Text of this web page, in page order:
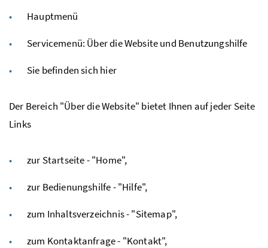
Hauptmenü
Servicemenü: Über die Website und Benutzungshilfe
Sie befinden sich hier
Der Bereich "Über die Website" bietet Ihnen auf jeder Seite
Links
zur Startseite - "Home",
zur Bedienungshilfe - "Hilfe",
zum Inhaltsverzeichnis - "Sitemap",
zum Kontaktanfrage - "Kontakt",